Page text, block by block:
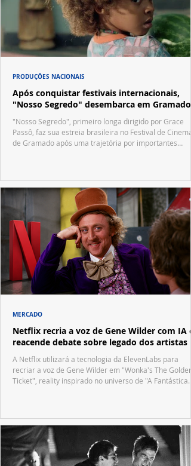
Após conquistar festivais internacionais,
"Nosso Segredo" desembarca em Gramado
"Nosso Segredo", primeiro longa dirigido por Grace
Passô, faz sua estreia brasileira no Festival de Cinema
de Gramado após uma trajetória por importantes
PRODUÇÕES NACIONAIS
Netflix recria a voz de Gene Wilder com IA e
reacende debate sobre legado dos artistas
A Netflix utilizará a tecnologia da ElevenLabs para
recriar a voz de Gene Wilder em "Wonka's The Golden
Ticket", reality inspirado no universo de "A Fantástica
MERCADO